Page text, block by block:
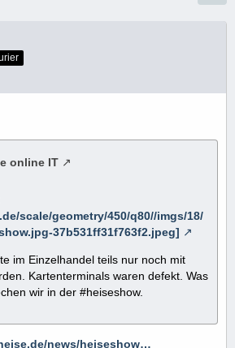
online IT
scale/geometry/450/q80//imgs/18/
37b531ff31f763f2.jpeg]
im Einzelhandel teils nur noch mit
Kartenterminals waren defekt. Was
wir in der #heiseshow.
news/heiseshow…